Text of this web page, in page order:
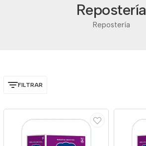
Repostería
Repostería
FILTRAR